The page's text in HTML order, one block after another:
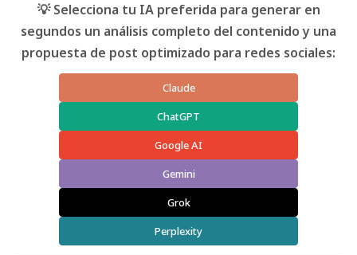
💡 Selecciona tu IA preferida para generar en
segundos un análisis completo del contenido y una
propuesta de post optimizado para redes sociales:
Claude
ChatGPT
Google AI
Gemini
Grok
Perplexity